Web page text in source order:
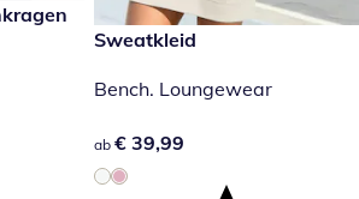
€ 39,99
Sweatkleid
Bench. Loungewear
€ 39,99
ab € 39,99